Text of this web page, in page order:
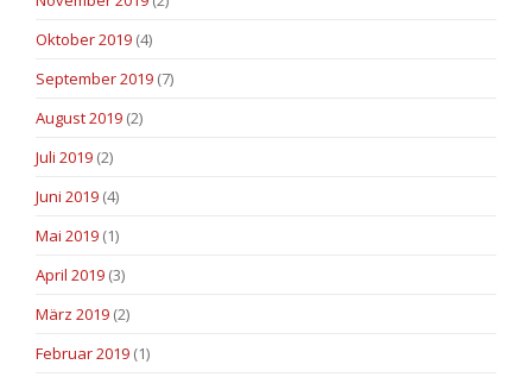
Oktober 2019 (4)
September 2019 (7)
August 2019 (2)
Juli 2019 (2)
Juni 2019 (4)
Mai 2019 (1)
April 2019 (3)
März 2019 (2)
Februar 2019 (1)